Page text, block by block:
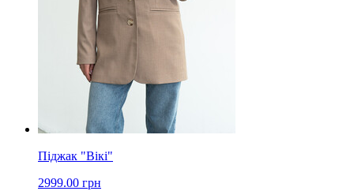
Піджак "Вікі"
2999.00 грн